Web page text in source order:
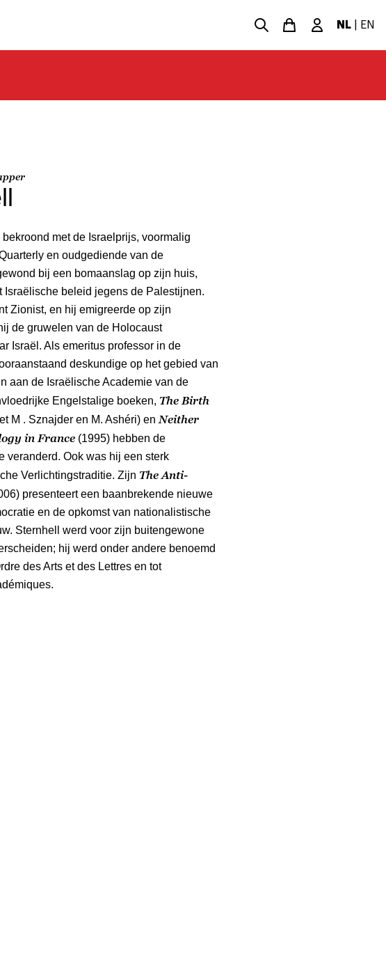
NL EN
met de Israelprijs, voormalig
en oudgediende van de
bij een bomaanslag op zijn huis,
Israëlische beleid jegens de Palestijnen.
Zionist, en hij emigreerde op zijn
de gruwelen van de Holocaust
Israël. Als emeritus professor in de
deskundige op het gebied van
aan de Israëlische Academie van de
Engelstalige boeken, The Birth
M . Sznajder en M. Ashéri) en Neither
in France (1995) hebben de
veranderd. Ook was hij een sterk
Verlichtingstraditie. Zijn The Anti-
presenteert een baanbrekende nieuwe
en de opkomst van nationalistische
Sternhell werd voor zijn buitengewone
hij werd onder andere benoemd
des Arts et des Lettres en tot